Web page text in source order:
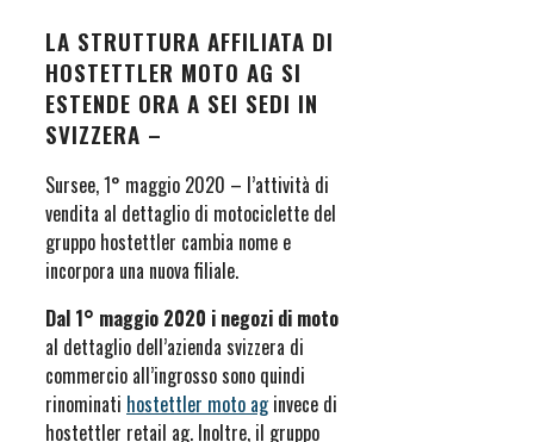
LA STRUTTURA AFFILIATA DI
HOSTETTLER MOTO AG SI
ESTENDE ORA A SEI SEDI IN
SVIZZERA –
Sursee, 1° maggio 2020 – l’attività di
vendita al dettaglio di motociclette del
gruppo hostettler cambia nome e
incorpora una nuova filiale.
Dal 1° maggio 2020 i negozi di moto
al dettaglio dell’azienda svizzera di
commercio all’ingrosso sono quindi
rinominati hostettler moto aginvece di
hostettler retail ag. Inoltre, il gruppo